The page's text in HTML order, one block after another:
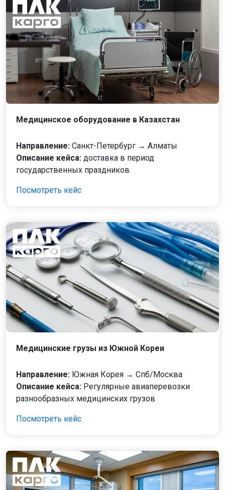
Медицинское оборудование в Казахстан
Направление: Санкт-Петербург → Алматы
Описание кейса: доставка в период
государственных праздников
Посмотреть кейс
Медицинские грузы из Южной Кореи
Направление: Южная Корея → Спб/Москва
Описание кейса: Регулярные авиаперевозки
разнообразных медицинских грузов
Посмотреть кейс